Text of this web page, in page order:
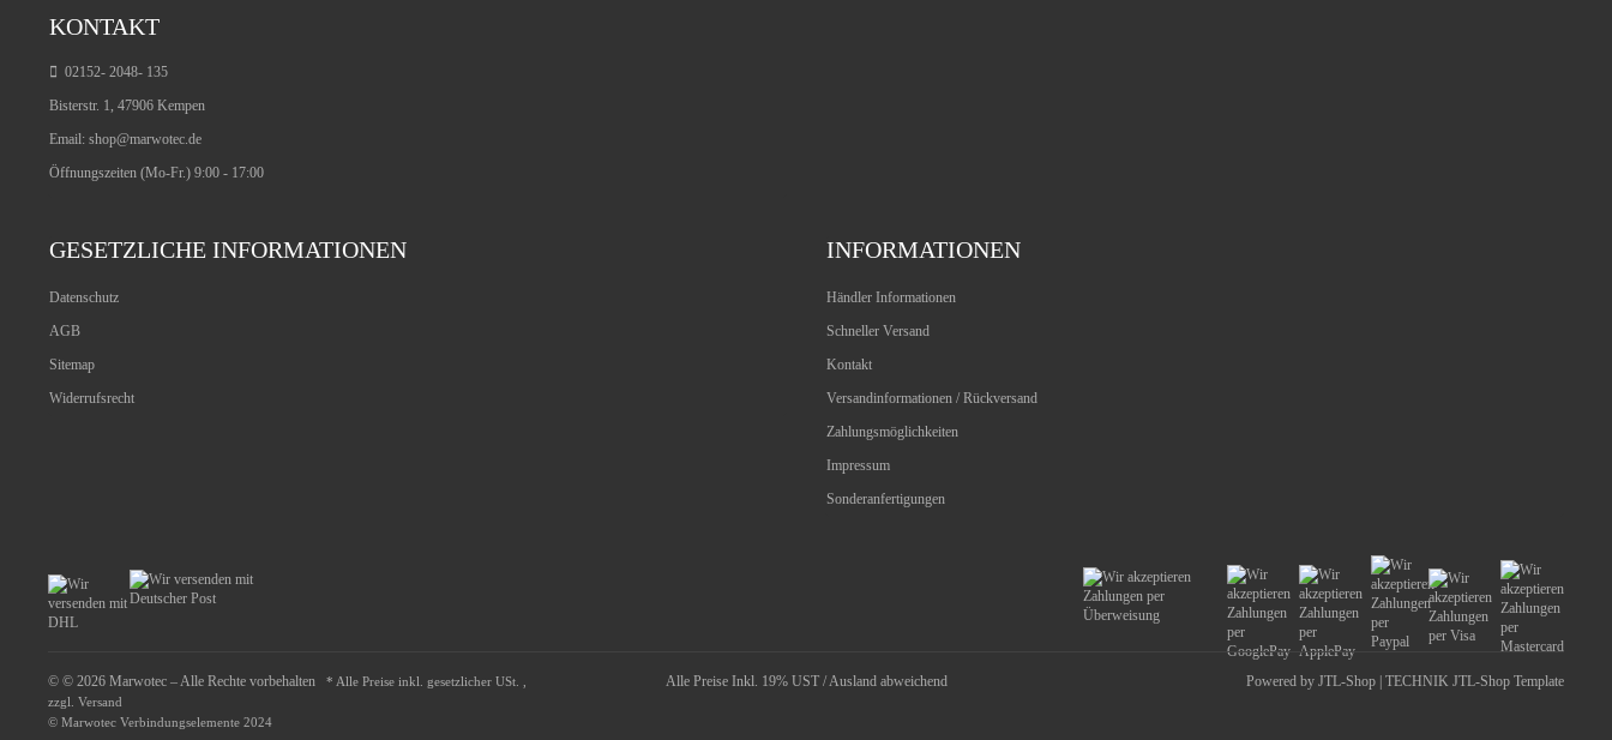
KONTAKT
02152- 2048- 135
Bisterstr. 1, 47906 Kempen
Email: shop@marwotec.de
Öffnungszeiten (Mo-Fr.) 9:00 - 17:00
GESETZLICHE INFORMATIONEN
Datenschutz
AGB
Sitemap
Widerrufsrecht
INFORMATIONEN
Händler Informationen
Schneller Versand
Kontakt
Versandinformationen / Rückversand
Zahlungsmöglichkeiten
Impressum
Sonderanfertigungen
© © 2026 Marwotec – Alle Rechte vorbehalten
* Alle Preise inkl. gesetzlicher USt. ,
zzgl. Versand
© Marwotec Verbindungselemente 2024
Alle Preise Inkl. 19% UST / Ausland abweichend Powered by JTL-Shop TECHNIK JTL-Shop Template